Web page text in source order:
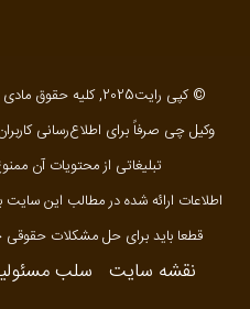
© کپی رایت2025, کلیه حقوق مادی و معنوی برای وکیلچی محفوظ است
وکیل چی صرفاً برای اطلاع‌رسانی
تبلیغاتی از محتویات آن
اطلاعات ارائه شده در مطالب این
قطعا باید برای حل مشکلات حقوقی
نقشه سایت سلب